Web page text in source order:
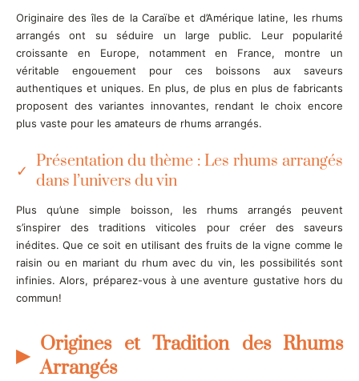
Originaire des îles de la Caraïbe et d’Amérique latine, les rhums
arrangés ont su séduire un large public. Leur popularité
croissante en Europe, notamment en France, montre un
véritable engouement pour ces boissons aux saveurs
authentiques et uniques. En plus, de plus en plus de fabricants
proposent des variantes innovantes, rendant le choix encore
plus vaste pour les amateurs de rhums arrangés.
Présentation du thème : Les rhums arrangés
dans l’univers du vin
Plus qu’une simple boisson, les rhums arrangés peuvent
s’inspirer des traditions viticoles pour créer des saveurs
inédites. Que ce soit en utilisant des fruits de la vigne comme le
raisin ou en mariant du rhum avec du vin, les possibilités sont
infinies. Alors, préparez-vous à une aventure gustative hors du
commun!
Origines et Tradition des Rhums
Arrangés